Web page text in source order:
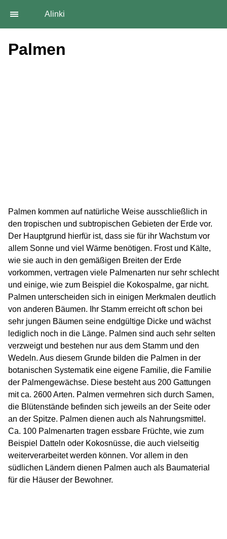
Alinki
Palmen
Palmen kommen auf natürliche Weise ausschließlich in
den tropischen und subtropischen Gebieten der Erde vor.
Der Hauptgrund hierfür ist, dass sie für ihr Wachstum vor
allem Sonne und viel Wärme benötigen. Frost und Kälte,
wie sie auch in den gemäßigen Breiten der Erde
vorkommen, vertragen viele Palmenarten nur sehr schlecht
und einige, wie zum Beispiel die Kokospalme, gar nicht.
Palmen unterscheiden sich in einigen Merkmalen deutlich
von anderen Bäumen. Ihr Stamm erreicht oft schon bei
sehr jungen Bäumen seine endgültige Dicke und wächst
lediglich noch in die Länge. Palmen sind auch sehr selten
verzweigt und bestehen nur aus dem Stamm und den
Wedeln. Aus diesem Grunde bilden die Palmen in der
botanischen Systematik eine eigene Familie, die Familie
der Palmengewächse. Diese besteht aus 200 Gattungen
mit ca. 2600 Arten. Palmen vermehren sich durch Samen,
die Blütenstände befinden sich jeweils an der Seite oder
an der Spitze. Palmen dienen auch als Nahrungsmittel.
Ca. 100 Palmenarten tragen essbare Früchte, wie zum
Beispiel Datteln oder Kokosnüsse, die auch vielseitig
weiterverarbeitet werden können. Vor allem in den
südlichen Ländern dienen Palmen auch als Baumaterial
für die Häuser der Bewohner.